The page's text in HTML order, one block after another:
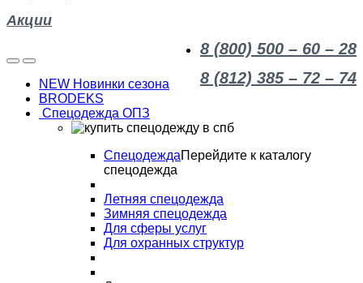
Акции
8 (800) 500 – 60 – 28
8 (812) 385 – 72 – 74
NEW Новинки сезона
BRODEKS
Спецодежда ОПЗ
СпецодеждаПерейдите к каталогу
спецодежда
Летняя спецодежда
Зимняя спецодежда
Для сферы услуг
Для охранных структур